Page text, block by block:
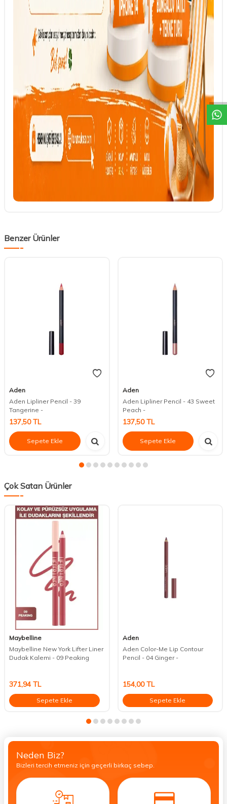
DESTEK
Benzer Ürünler
Aden
Aden Lipliner Pencil - 39
Tangerine -
137,50TL
Sepete Ekle
Aden
Aden Lipliner Pencil - 43 Sweet
Peach -
137,50TL
Sepete Ekle
Çok Satan Ürünler
Maybelline
Maybelline New York Lifter Liner
Dudak Kalemi - 09 Peaking
371,94 TL
Sepete Ekle
Aden
Aden Color-Me Lip Contour
Pencil - 04 Ginger -
154,00TL
Sepete Ekle
Neden Biz?
Bizleri tercih etmeniz için geçerli birkaç sebep.